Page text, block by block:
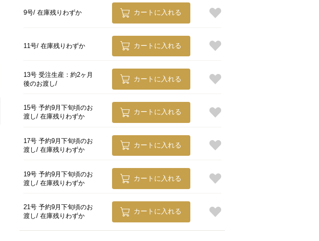
9号 在庫残りわずか カートに入れる
11号 在庫残りわずか カートに入れる
13号 受注生産：約2ヶ月
後のお渡し
カートに入れる
15号 予約9月下旬頃のお
渡し
在庫残りわずか
カートに入れる
17号 予約9月下旬頃のお
渡し
在庫残りわずか
カートに入れる
19号 予約9月下旬頃のお
渡し
在庫残りわずか
カートに入れる
21号 予約9月下旬頃のお
渡し
在庫残りわずか
カートに入れる